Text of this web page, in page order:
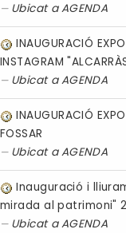
Ubicat aAGENDA
INAUGURACIÓ
INSTAGRAM
Ubicat aAGENDA
INAUGURACIÓ
FOSSAR
Ubicat aAGENDA
Inauguració i
mirada al patrimoni"
Ubicat aAGENDA